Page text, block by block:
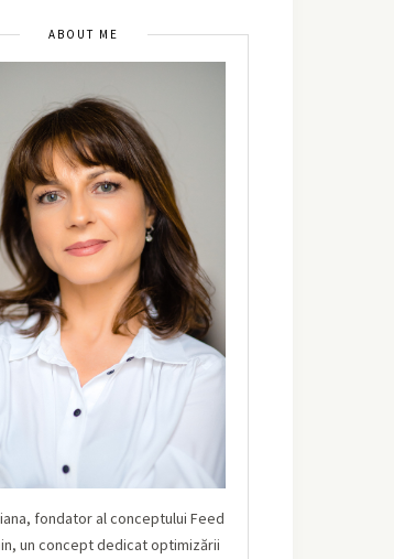
ABOUT ME
fondator al conceptului Feed
un concept dedicat optimizării